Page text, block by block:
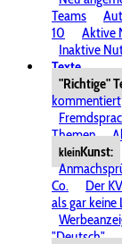
Teams
10
Aktive
Inaktive
Texte
"Richtige"
kommentiert
Themen
kleinKunst:
Co.
Der
als gar
"Deutsch"